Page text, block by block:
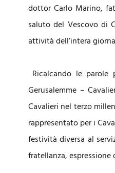
dottor Carlo Marino,
saluto del Vescovo di
attività dell’intera
Ricalcando le
Gerusalemme –
Cavalieri nel terzo
rappresentato per i
festività diversa al
fratellanza,